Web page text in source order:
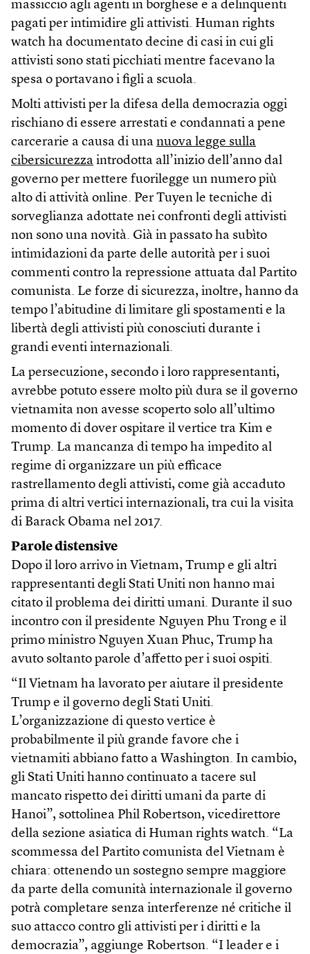
massiccio agli agenti in borghese e a delinquenti
pagati per intimidire gli attivisti. Human rights
watch ha documentato decine di casi in cui gli
attivisti sono stati picchiati mentre facevano la
spesa o portavano i figli a scuola.
Molti attivisti per la difesa della democrazia oggi
rischiano di essere arrestati e condannati a pene
carcerarie a causa di una nuova legge sulla
cibersicurezza introdotta all’inizio dell’anno dal
governo per mettere fuorilegge un numero più
alto di attività online. Per Tuyen le tecniche di
sorveglianza adottate nei confronti degli attivisti
non sono una novità. Già in passato ha subìto
intimidazioni da parte delle autorità per i suoi
commenti contro la repressione attuata dal Partito
comunista. Le forze di sicurezza, inoltre, hanno da
tempo l’abitudine di limitare gli spostamenti e la
libertà degli attivisti più conosciuti durante i
grandi eventi internazionali.
La persecuzione, secondo i loro rappresentanti,
avrebbe potuto essere molto più dura se il governo
vietnamita non avesse scoperto solo all’ultimo
momento di dover ospitare il vertice tra Kim e
Trump. La mancanza di tempo ha impedito al
regime di organizzare un più efficace
rastrellamento degli attivisti, come già accaduto
prima di altri vertici internazionali, tra cui la visita
di Barack Obama nel 2017.
Parole distensive
Dopo il loro arrivo in Vietnam, Trump e gli altri
rappresentanti degli Stati Uniti non hanno mai
citato il problema dei diritti umani. Durante il suo
incontro con il presidente Nguyen Phu Trong e il
primo ministro Nguyen Xuan Phuc, Trump ha
avuto soltanto parole d’affetto per i suoi ospiti.
“Il Vietnam ha lavorato per aiutare il presidente
Trump e il governo degli Stati Uniti.
L’organizzazione di questo vertice è
probabilmente il più grande favore che i
vietnamiti abbiano fatto a Washington. In cambio,
gli Stati Uniti hanno continuato a tacere sul
mancato rispetto dei diritti umani da parte di
Hanoi”, sottolinea Phil Robertson, vicedirettore
della sezione asiatica di Human rights watch. “La
scommessa del Partito comunista del Vietnam è
chiara: ottenendo un sostegno sempre maggiore
da parte della comunità internazionale il governo
potrà completare senza interferenze né critiche il
suo attacco contro gli attivisti per i diritti e la
democrazia”, aggiunge Robertson. “I leader e i